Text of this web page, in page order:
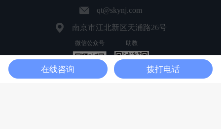
qt@skynj.com
南京市江北新区天浦路26号
微信公众号 助教
在线咨询
在线咨询 拨打电话